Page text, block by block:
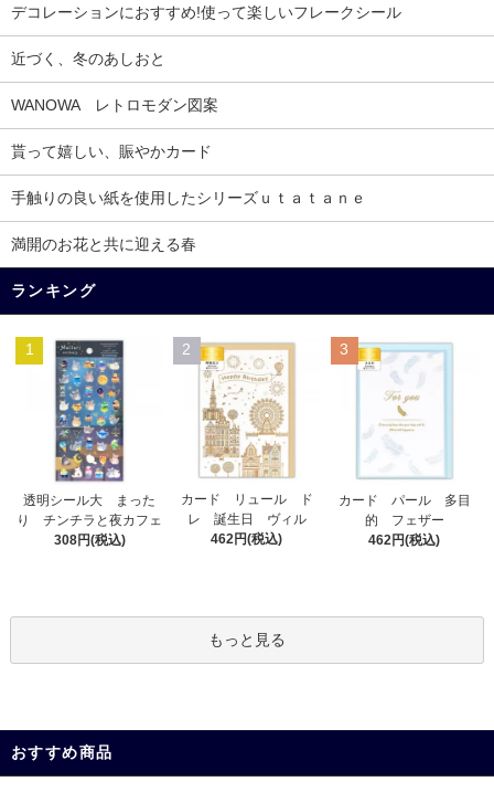
デコレーションにおすすめ!使って楽しいフレークシール
近づく、冬のあしおと
WANOWA レトロモダン図案
貰って嬉しい、賑やかカード
手触りの良い紙を使用したシリーズｕｔａｔａｎｅ
満開のお花と共に迎える春
ランキング
1
透明シール大 まった
り チンチラと夜カフェ
308円(税込)
2
カード リュール ド
レ 誕生日 ヴィル
462円(税込)
3
カード パール 多目
的 フェザー
462円(税込)
もっと見る
おすすめ商品